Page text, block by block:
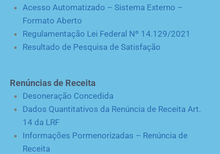
Acesso Automatizado – Sistema Externo –
Formato Aberto
Regulamentação Lei Federal Nº 14.129/2021
Resultado de Pesquisa de Satisfação
Renúncias de Receita
Desoneração Concedida
Dados Quantitativos da Renúncia de Receita Art.
14 da LRF
Informações Pormenorizadas – Renúncia de
Receita